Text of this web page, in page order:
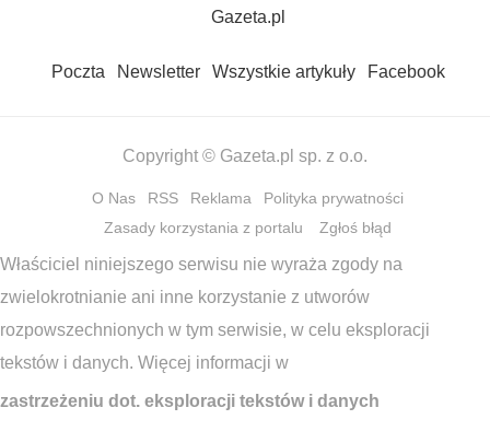
Gazeta.pl
Poczta Newsletter Wszystkie artykuły Facebook
Copyright © Gazeta.pl sp. z o.o.
O Nas RSS Reklama
Polityka prywatności
Zasady korzystania z portalu
Zgłoś błąd
Właściciel niniejszego serwisu nie wyraża zgody na
zwielokrotnianie ani inne korzystanie z utworów
rozpowszechnionych w tym serwisie, w celu eksploracji
tekstów i danych. Więcej informacji w
zastrzeżeniu dot. eksploracji tekstów i danych